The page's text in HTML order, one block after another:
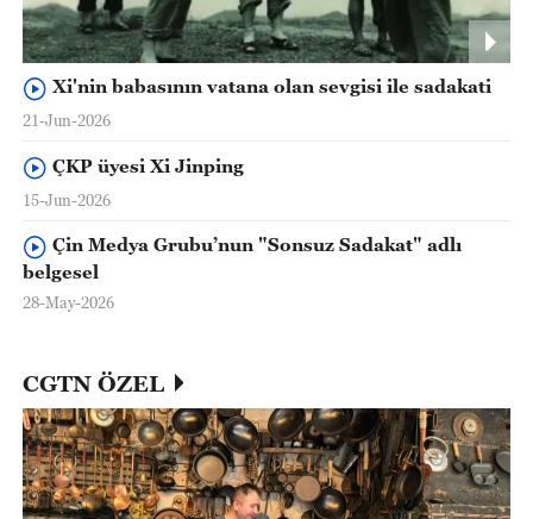
Xi'nin babasının vatana olan sevgisi ile sadakati
21-Jun-2026
ÇKP üyesi Xi Jinping
15-Jun-2026
Çin Medya Grubu’nun "Sonsuz Sadakat" adlı
belgesel
28-May-2026
CGTN ÖZEL